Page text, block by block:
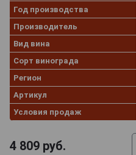
Год производства
Производитель
Вид вина
Сорт винограда
Регион
Артикул
Условия продаж
4 809 руб.